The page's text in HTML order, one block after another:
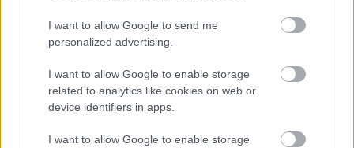
I want to allow Google to send me
personalized advertising.
I want to allow Google to enable storage
related to analytics like cookies on web or
device identifiers in apps.
I want to allow Google to enable storage
szinhaz szerk.• 2018. november 23.
Orosz Ákos lesz Ficsúr a Vígszínház Liliom című
előadásában, amelyet ifj. Vidnyánszky Attila állít
színpadra.